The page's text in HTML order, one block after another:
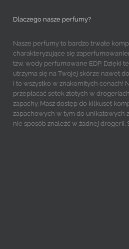
Dlaczego nasze perfumy?
Nasze perfumy to bardzo trwałe
charakteryzujące się
tzw. wody perfumowane EDP. Dzięki
utrzyma się na Twojej skórze nawet
I to wszystko w znakomitych cenach!
przepłacać setek złotych w
zapachy. Masz dostęp do kilkuset
zapachowych w tym do unikatowych
nie sposób znaleźć w żadnej drogerii.